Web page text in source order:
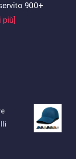
900+
più]